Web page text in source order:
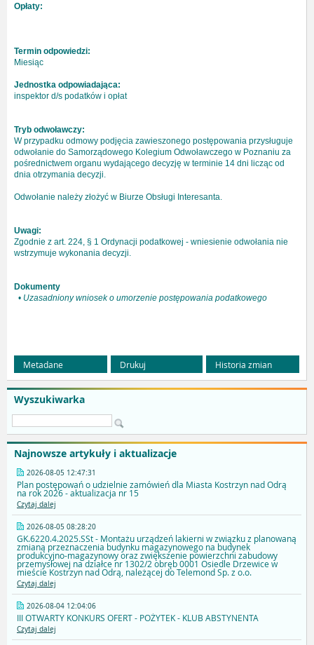
Wyszukiwarka
Najnowsze artykuły i aktualizacje
2026-08-05 12:47:31
Plan postępowań o udzielnie zamówień dla Miasta Kostrzyn nad Odrą
na rok 2026 - aktualizacja nr 15
Czytaj dalej
2026-08-05 08:28:20
GK.6220.4.2025.SSt - Montażu urządzeń lakierni w związku z planowaną
zmianą przeznaczenia budynku magazynowego na budynek
produkcyjno-magazynowy oraz zwiększenie powierzchni zabudowy
przemysłowej na działce nr 1302/2 obręb 0001 Osiedle Drzewice w
mieście Kostrzyn nad Odrą, należącej do Telemond Sp. z o.o.
Czytaj dalej
2026-08-04 12:04:06
III OTWARTY KONKURS OFERT - POŻYTEK - KLUB ABSTYNENTA
Czytaj dalej
Opłaty:
Termin odpowiedzi:
Miesiąc
Jednostka odpowiadająca:
inspektor d/s podatków i opłat
Tryb odwoławczy:
W przypadku odmowy podjęcia zawieszonego postępowania przysługuje
odwołanie do Samorządowego Kolegium Odwoławczego w Poznaniu za
pośrednictwem organu wydającego decyzję w terminie 14 dni licząc od
dnia otrzymania decyzji.
Odwołanie należy złożyć w Biurze Obsługi Interesanta.
Uwagi:
Zgodnie z art. 224, § 1 Ordynacji podatkowej - wniesienie odwołania nie
wstrzymuje wykonania decyzji.
Dokumenty
• Uzasadniony wniosek o umorzenie postępowania podatkowego
Metadane Drukuj Historia zmian